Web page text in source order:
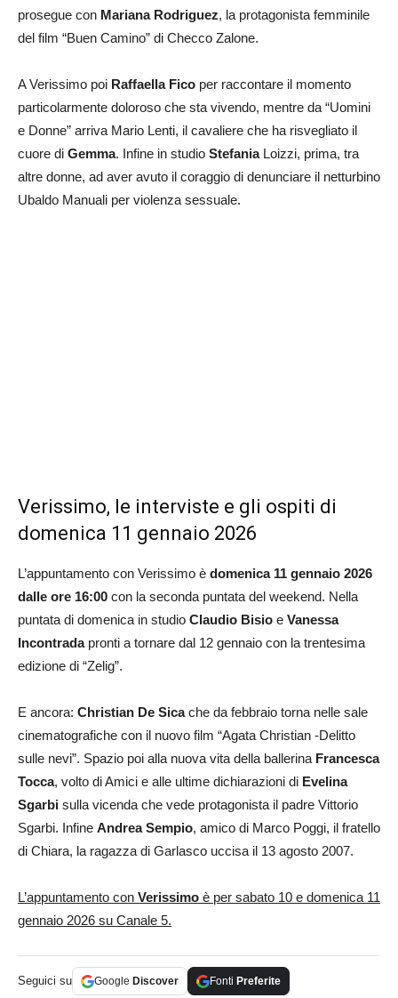
prosegue con Mariana Rodriguez, la protagonista femminile
del film “Buen Camino” di Checco Zalone.
A Verissimo poi Raffaella Fico per raccontare il momento
particolarmente doloroso che sta vivendo, mentre da “Uomini
e Donne” arriva Mario Lenti, il cavaliere che ha risvegliato il
cuore di Gemma. Infine in studio StefaniaLoizzi, prima, tra
altre donne, ad aver avuto il coraggio di denunciare il netturbino
Ubaldo Manuali per violenza sessuale.
Verissimo, le interviste e gli ospiti di
domenica 11 gennaio 2026
L’appuntamento con Verissimo è domenica 11 gennaio 2026
dalle ore 16:00 con la seconda puntata del weekend. Nella
puntata di domenica in studio Claudio Bisio e Vanessa
Incontradapronti a tornare dal 12 gennaio con la trentesima
edizione di “Zelig”.
E ancora: Christian De Sicache da febbraio torna nelle sale
cinematografiche con il nuovo film “Agata Christian -Delitto
sulle nevi”. Spazio poi alla nuova vita della ballerina Francesca
Tocca, volto di Amici e alle ultime dichiarazioni di Evelina
Sgarbi sulla vicenda che vede protagonista il padre Vittorio
Sgarbi. Infine Andrea Sempio, amico di Marco Poggi, il fratello
di Chiara, la ragazza di Garlasco uccisa il 13 agosto 2007.
L’appuntamento con Verissimo è per sabato 10 e domenica 11
gennaio 2026 su Canale 5.
Seguici su Google Discover Fonti Preferite